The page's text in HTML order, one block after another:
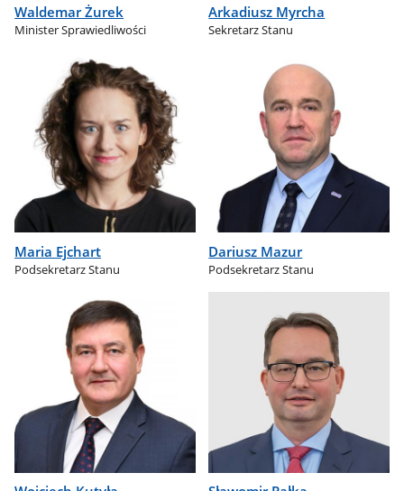
Waldemar Żurek
Minister Sprawiedliwości
Arkadiusz Myrcha
Sekretarz Stanu
Maria Ejchart
Podsekretarz Stanu
Dariusz Mazur
Podsekretarz Stanu